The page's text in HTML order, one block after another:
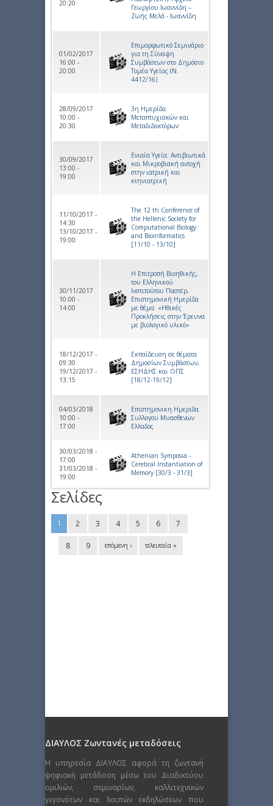
20:20
Γεωργίου Ιωαννίδη –
Ζωής Μελά - Ιωαννίδη
01/02/2017
16:00 -
20:00
Επιμορφωτικό Σεμινάριο
για τη Σύναψη
Συμβάσεων στο Δημόσιο
Τομέα Υγείας (Ν.
4412/16)
28/09/2017
10:00 -
20:30
3η Ημερίδα
Μεταπτυχιακών και
Μεταδιδακτόρων
30/09/2017
13:00 -
19:00
Ενιαία Υγεία: Αντιβιωτικά
και Μικροβιακή αντοχή
στην ιατρική και
κτηνιατρική
11/10/2017 -
14:30
13/10/2017 -
19:00
The 12 th Conference of
the Hellenic Society for
Computational Biology
and Bioinformatics
[11/10 - 13/10]
30/11/2017
10:00 -
14:00
Η Επιτροπή Βιοηθικής,
του Ελληνικού
Ινστιτούτου Παστέρ,
Eπιστημονική Ημερίδα
με θέμα: «Ηθικές
Προκλήσεις στην Έρευνα
με βιολογικό υλικό»
18/12/2017 -
09:30
19/12/2017 -
13:15
Εκπαίδευση σε θέματα
Δημοσίων Συμβάσεων,
ΕΣΗΔΗΣ και ΟΠΣ
[18/12-19/12]
04/03/2018
10:00 -
17:00
Επιστημονικη Ημεριδα
Συλλογου Μυασθενων
Ελλαδος
30/03/2018 -
17:00
31/03/2018 -
19:00
Athenian Symposia -
Cerebral Instantiation of
Memory [30/3 - 31/3]
Σελίδες
1 2 3 4 5 6 7
8 9 επόμενη › τελευταία »
ΔΙΑΥΛΟΣ Ζωντανές μεταδόσεις
Η υπηρεσία ΔΙΑΥΛΟΣ αφορά τη ζωντανή
ψηφιακή μετάδοση μέσω του Διαδικτύου
ομιλιών, σεμιναρίων, καλλιτεχνικών
γεγονότων και λοιπών εκδηλώσεων που